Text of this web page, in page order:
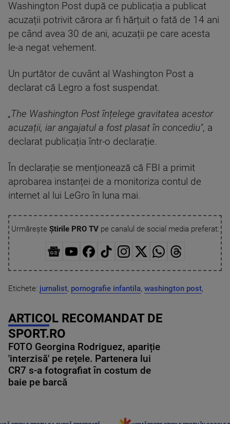
Washington Post după ce publicația a publicat
acuzații potrivit cărora ar fi hărțuit o fată de 14 ani
pe când avea 30 de ani, acuzații pe care acesta
le-a negat vehement.
Un purtător de cuvânt al Washington Post a
declarat că Legro a fost suspendat.
„The Washington Post înțelege gravitatea acestor
acuzații, iar angajatul a fost plasat în concediu", a
declarat publicația într-o declarație.
În declarație se menționează că FBI a primit
aprobarea instanței de a monitoriza contul de
internet al lui LeGro în luna mai.
Urmărește Știrile PRO TVpe canalul de social media preferat:
Etichete: jurnalist, pornografie infantila, washington post,
ARTICOL RECOMANDAT DE
SPORT.RO
FOTO Georgina Rodriguez, apariție
'interzisă' pe rețele. Partenera lui
CR7 s-a fotografiat în costum de
baie pe barcă